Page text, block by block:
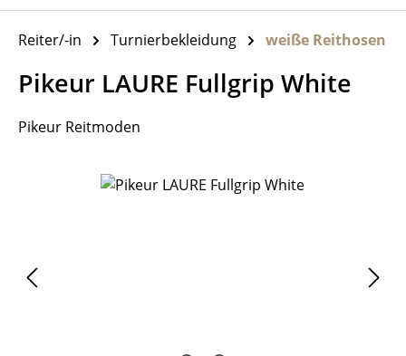
Reiter/-in Turnierbekleidung weiße Reithosen
Pikeur LAURE Fullgrip White
Pikeur Reitmoden
Bildergalerie überspringen